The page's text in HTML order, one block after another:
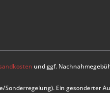
und ggf.
Ein gesonderter